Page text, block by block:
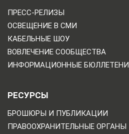
ПРЕСС-РЕЛИЗЫ
ОСВЕЩЕНИЕ В СМИ
КАБЕЛЬНЫЕ ШОУ
ВОВЛЕЧЕНИЕ СООБЩЕСТВА
ИНФОРМАЦИОННЫЕ БЮЛЛЕТЕНИ
РЕСУРСЫ
БРОШЮРЫ И ПУБЛИКАЦИИ
ПРАВООХРАНИТЕЛЬНЫЕ ОРГАНЫ